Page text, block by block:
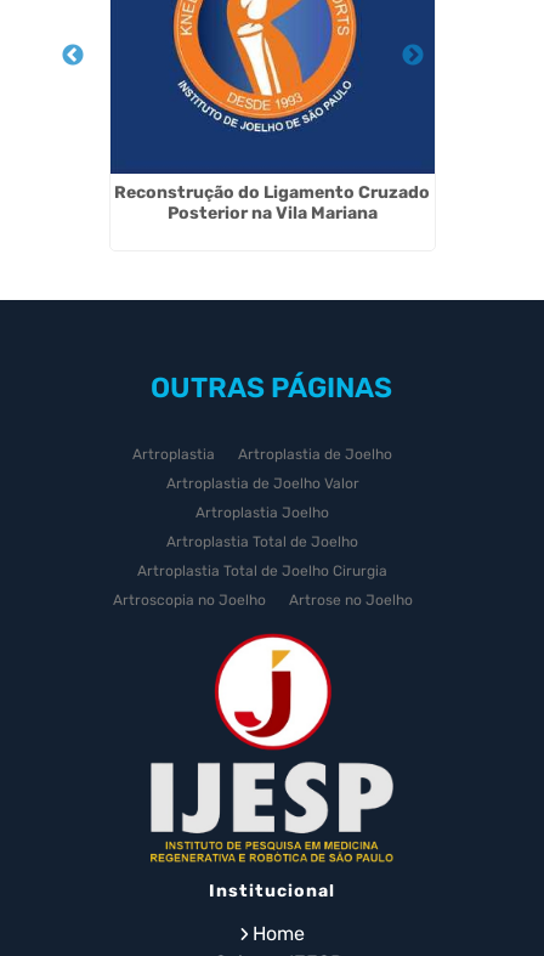
Reconstrução do Ligamento Cruzado
Posterior na Vila Mariana
OUTRAS PÁGINAS
Artroplastia
Artroplastia de Joelho
Artroplastia de Joelho Valor
Artroplastia Joelho
Artroplastia Total de Joelho
Artroplastia Total de Joelho Cirurgia
Artroscopia no Joelho
Artrose no Joelho
Artrose no Joelho Cirurgia
Artrose no Joelho Tratamento
Celulas Tronco Joelho
Celula Tronco Esporte
Cirurgia Artroplastia de Joelho
Cirurgia Artroplastia Joelho
Cirurgia Artrose Joelho Preço
Cirurgia de Artroscopia no Joelho
Cirurgia de Cartilagem do Joelho
Cirurgia de Joelho com Prótese
Institucional
Home